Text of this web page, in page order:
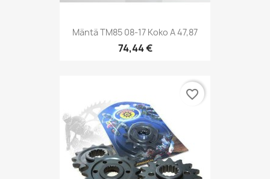
Mäntä TM85 08-17 Koko A 47,87
74,44 €
favorite_border